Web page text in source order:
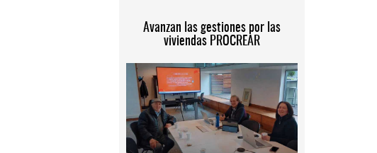
Avanzan las gestiones por las
viviendas PROCREAR